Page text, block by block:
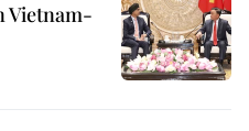
Vietnam-